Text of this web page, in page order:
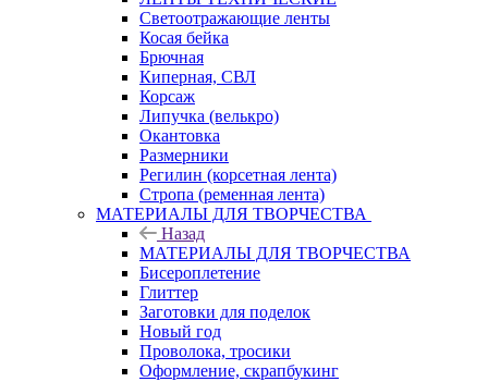
Светоотражающие ленты
Косая бейка
Брючная
Киперная, СВЛ
Корсаж
Липучка (велькро)
Окантовка
Размерники
Регилин (корсетная лента)
Стропа (ременная лента)
МАТЕРИАЛЫ ДЛЯ ТВОРЧЕСТВА
Назад
МАТЕРИАЛЫ ДЛЯ ТВОРЧЕСТВА
Бисероплетение
Глиттер
Заготовки для поделок
Новый год
Проволока, тросики
Оформление, скрапбукинг